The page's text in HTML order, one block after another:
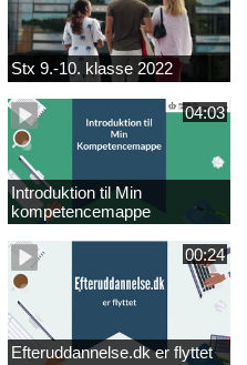
Stx 9.-10. klasse 2022
04:03
Introduktion til Min
kompetencemappe
00:24
Efteruddannelse.dk er flyttet